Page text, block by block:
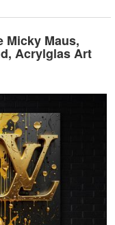
Micky Maus,
Acrylglas Art